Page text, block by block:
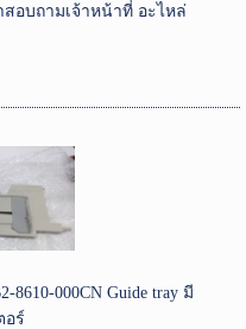
สอบถามเจ้าหน้าที่ อะไหล่
000CN Guide tray มี
อร์